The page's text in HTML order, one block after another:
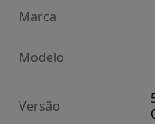
Marca
Modelo
Versão